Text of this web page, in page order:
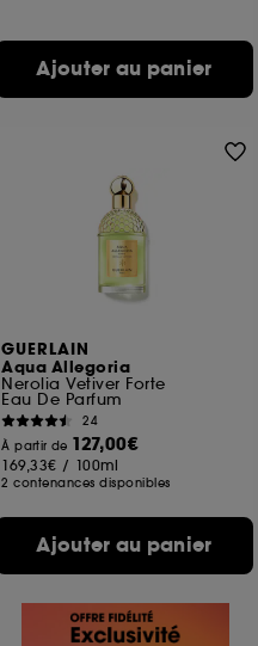
Ajouter au panier
GUERLAIN
Aqua Allegoria
Nerolia Vetiver Forte
Eau De Parfum
24
À partir de 127,00€
169,33€ / 100ml
2 contenances disponibles
Ajouter au panier